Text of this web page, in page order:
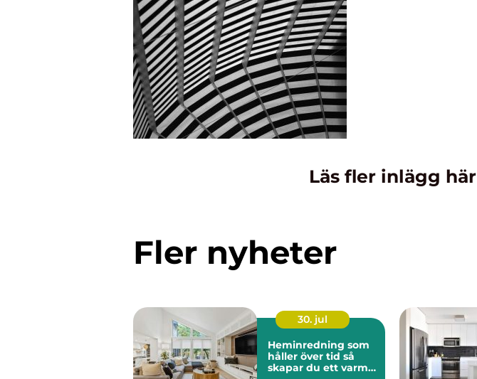
Läs fler inlägg här
Fler nyheter
30. jul
Heminredning som
håller över tid så
skapar du ett varmt